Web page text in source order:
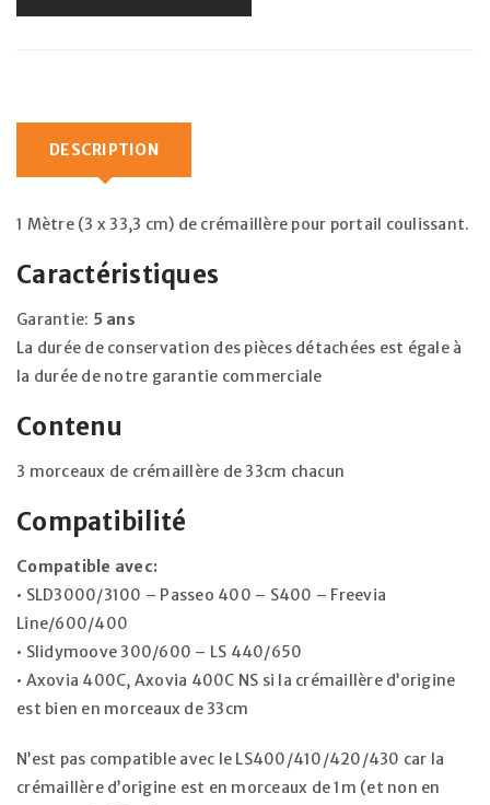
DESCRIPTION
1 Mètre (3 x 33,3 cm) de crémaillère pour portail coulissant.
Caractéristiques
Garantie: 5 ans
La durée de conservation des pièces détachées est égale à
la durée de notre garantie commerciale
Contenu
3 morceaux de crémaillère de 33cm chacun
Compatibilité
Compatible avec:
• SLD3000/3100 – Passeo 400 – S400 – Freevia
Line/600/400
• Slidymoove 300/600 – LS 440/650
• Axovia 400C, Axovia 400C NS si la crémaillère d’origine
est bien en morceaux de 33cm
N’est pas compatible avec le LS400/410/420/430 car la
crémaillère d’origine est en morceaux de 1m (et non en